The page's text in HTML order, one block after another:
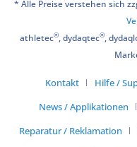
* Alle Preise verstehen sich
athletec®, dydaqtec®,
Kontakt Hilfe /
News / Applikationen
Reparatur / Reklamation